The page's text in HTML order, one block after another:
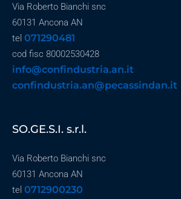
Via Roberto Bianchi snc
60131 Ancona AN
tel 071290481
cod fisc 80002530428
info@confindustria.an.it
confindustria.an@pecassindan.it
SO.GE.S.I. s.r.l.
Via Roberto Bianchi snc
60131 Ancona AN
tel 0712900230